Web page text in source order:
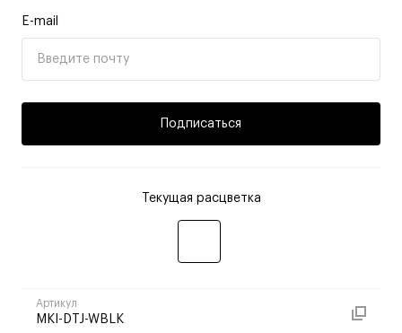
E-mail
Подписаться
Текущая расцветка
Артикул
MKI-DTJ-WBLK